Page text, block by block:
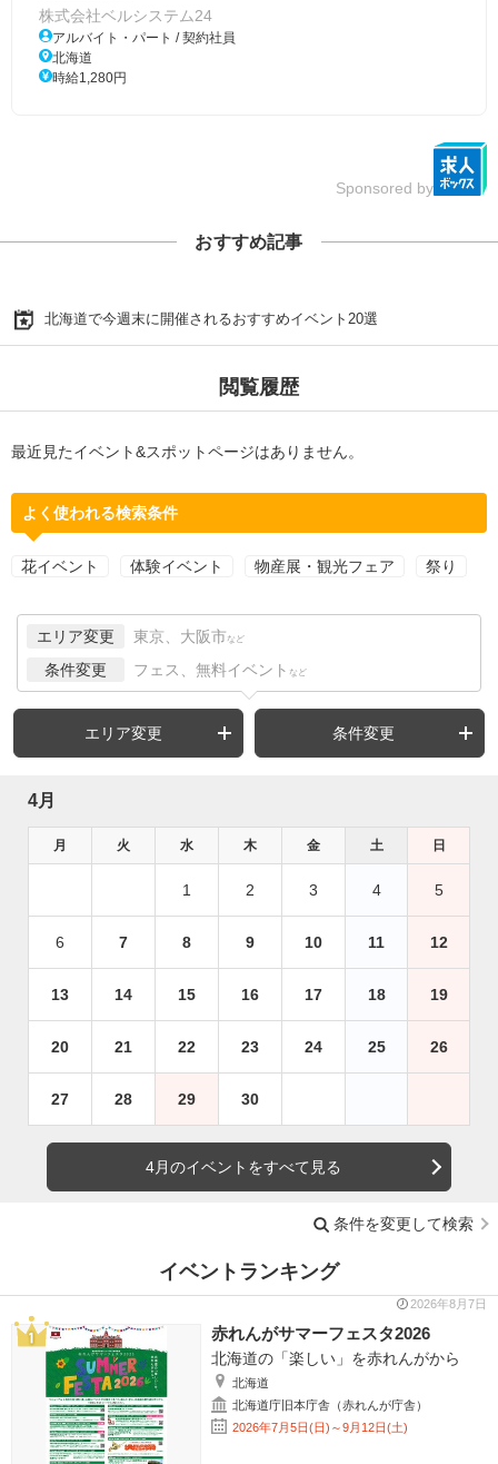
株式会社ベルシステム24
アルバイト・パート / 契約社員
北海道
時給1,280円
Sponsored by
おすすめ記事
北海道で今週末に開催されるおすすめイベント20選
閲覧履歴
最近見たイベント&スポットページはありません。
よく使われる検索条件
花イベント 体験イベント 物産展・観光フェア 祭り
エリア変更 東京、大阪市 など
条件変更 フェス、無料イベント など
エリア変更 条件変更
4月
月 火 水 木 金 土 日
1 2 3 4 5
6 7 8 9 10 11 12
13 14 15 16 17 18 19
20 21 22 23 24 25 26
27 28 29 30
4月のイベントをすべて見る
条件を変更して検索
イベントランキング
2026年8月7日
赤れんがサマーフェスタ2026
北海道の「楽しい」を赤れんがから
北海道
北海道庁旧本庁舎（赤れんが庁舎）
2026年7月5日(日)～9月12日(土)